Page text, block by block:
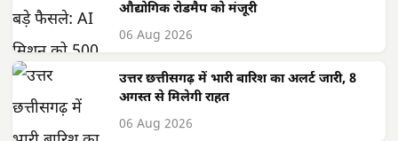
औद्योगिक रोडमैप को मंजूरी
06 Aug 2026
उत्तर छत्तीसगढ़ में भारी बारिश का अलर्ट जारी, 8
अगस्त से मिलेगी राहत
06 Aug 2026